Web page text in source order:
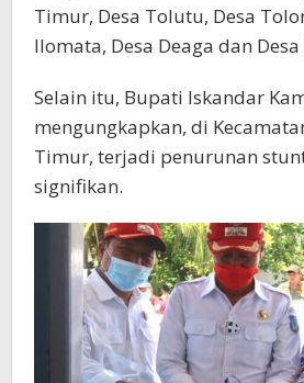
Timur, Desa Tolutu, Desa
Ilomata, Desa Deaga dan
Selain itu, Bupati Iskandar
mengungkapkan, di
Timur, terjadi penurunan
signifikan.